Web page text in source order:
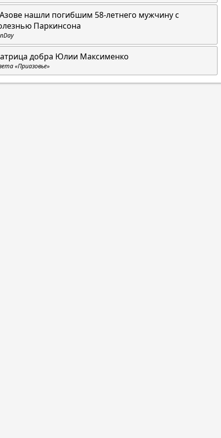
нашли погибшим 58-летнего мужчину с
Паркинсона
добра Юлии Максименко
«Приазовье»